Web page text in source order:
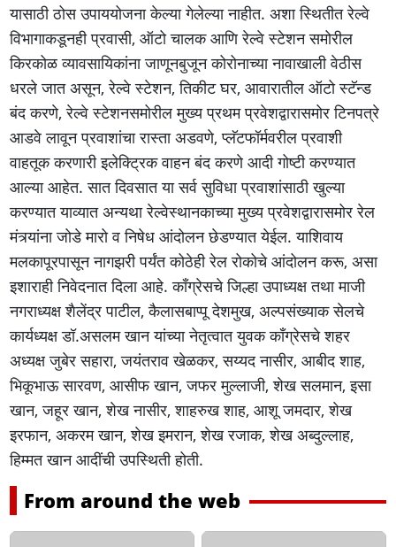
यासाठी ठोस उपाययोजना केल्या गेलेल्या नाहीत. अशा स्थितीत रेल्वे
विभागाकडूनही प्रवासी, ऑटो चालक आणि रेल्वे स्टेशन समोरील
किरकोळ व्यावसायिकांना जाणूनबुजून कोरोनाच्या नावाखाली वेठीस
धरले जात असून, रेल्वे स्टेशन, तिकीट घर, आवारातील ऑटो स्टॅन्ड
बंद करणे, रेल्वे स्टेशनसमोरील मुख्य प्रथम प्रवेशद्वारासमोर टिनपत्रे
आडवे लावून प्रवाशांचा रास्ता अडवणे, प्लॅटफॉर्मवरील प्रवाशी
वाहतूक करणारी इलेक्ट्रिक वाहन बंद करणे आदी गोष्टी करण्यात
आल्या आहेत. सात दिवसात या सर्व सुविधा प्रवाशांसाठी खुल्या
करण्यात याव्‍यात अन्यथा रेल्वेस्थानकाच्या मुख्य प्रवेशद्वारासमोर रेल
मंत्र्यांना जोडे मारो व निषेध आंदोलन छेडण्यात येईल. याशिवाय
मलकापूरपासून नागझरी पर्यंत कोठेही रेल रोकोचे आंदोलन करू, असा
इशाराही निवेदनात दिला आहे. काँग्रेसचे जिल्हा उपाध्यक्ष तथा माजी
नगराध्यक्ष शैलेंद्र पाटील, कैलासबाप्पू देशमुख, अल्पसंख्याक सेलचे
कार्यध्यक्ष डॉ.असलम खान यांच्या नेतृत्वात युवक काँग्रेसचे शहर
अध्यक्ष जुबेर सहारा, जयंतराव खेळकर, सय्यद नासीर, आबीद शाह,
भिकूभाऊ सारवण, आसीफ खान, जफर मुल्लाजी, शेख सलमान, इसा
खान, जहूर खान, शेख नासीर, शाहरुख शाह, आशू जमदार, शेख
इरफान, अकरम खान, शेख इमरान, शेख रजाक, शेख अब्दुल्लाह,
हिम्मत खान आदींची उपस्थिती होती.
From around the web